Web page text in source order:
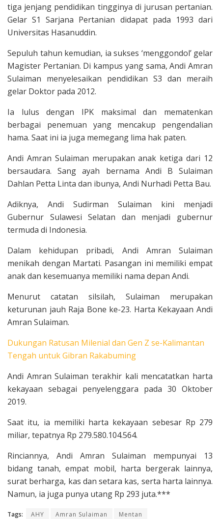
tiga jenjang pendidikan tingginya di jurusan pertanian.
Gelar S1 Sarjana Pertanian didapat pada 1993 dari
Universitas Hasanuddin.
Sepuluh tahun kemudian, ia sukses ‘menggondol’ gelar
Magister Pertanian. Di kampus yang sama, Andi Amran
Sulaiman menyelesaikan pendidikan S3 dan meraih
gelar Doktor pada 2012.
Ia lulus dengan IPK maksimal dan mematenkan
berbagai penemuan yang mencakup pengendalian
hama. Saat ini ia juga memegang lima hak paten.
Andi Amran Sulaiman merupakan anak ketiga dari 12
bersaudara. Sang ayah bernama Andi B Sulaiman
Dahlan Petta Linta dan ibunya, Andi Nurhadi Petta Bau.
Adiknya, Andi Sudirman Sulaiman kini menjadi
Gubernur Sulawesi Selatan dan menjadi gubernur
termuda di Indonesia.
Dalam kehidupan pribadi, Andi Amran Sulaiman
menikah dengan Martati. Pasangan ini memiliki empat
anak dan kesemuanya memiliki nama depan Andi.
Menurut catatan silsilah, Sulaiman merupakan
keturunan jauh Raja Bone ke-23. Harta Kekayaan Andi
Amran Sulaiman.
Dukungan Ratusan Milenial dan Gen Z se-Kalimantan
Tengah untuk Gibran Rakabuming
Andi Amran Sulaiman terakhir kali mencatatkan harta
kekayaan sebagai penyelenggara pada 30 Oktober
2019.
Saat itu, ia memiliki harta kekayaan sebesar Rp 279
miliar, tepatnya Rp 279.580.104.564.
Rinciannya, Andi Amran Sulaiman mempunyai 13
bidang tanah, empat mobil, harta bergerak lainnya,
surat berharga, kas dan setara kas, serta harta lainnya.
Namun, ia juga punya utang Rp 293 juta.***
Tags: AHY Amran Sulaiman Mentan